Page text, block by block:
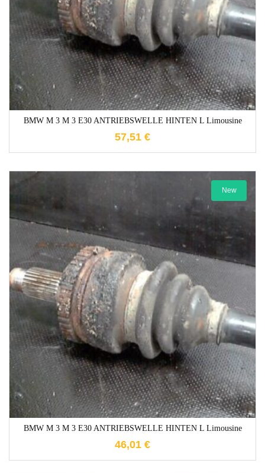
BMW M 3 M 3 E30 ANTRIEBSWELLE HINTEN L Limousine
57,51 €
New
BMW M 3 M 3 E30 ANTRIEBSWELLE HINTEN L Limousine
46,01 €
1-3 Werktage